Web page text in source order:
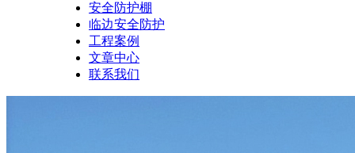
安全防护棚
临边安全防护
工程案例
文章中心
联系我们